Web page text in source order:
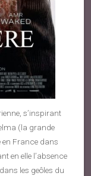
s’inspirant
(la grande
France dans
en elle l’absence
les geôles du